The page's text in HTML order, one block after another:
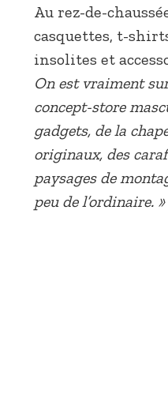
Au rez-de-
casquettes, t-
insolites et
On est vraiment
concept-store
gadgets, de la
originaux, des
paysages de
peu de l’ordinaire. »